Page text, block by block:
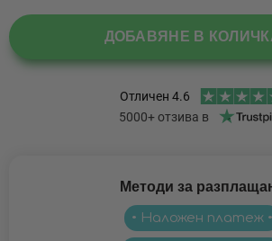
ДОБАВЯНЕ В
Методи за
• Наложен платеж •